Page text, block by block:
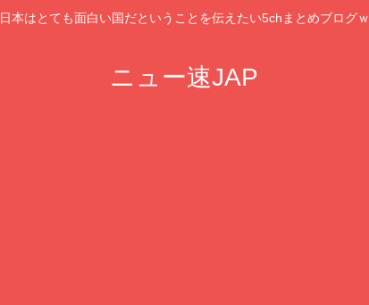
日本はとても面白い国だということを伝えたい5chまとめブログｗ
ニュー速JAP